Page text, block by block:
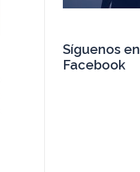
Síguenos en
Facebook